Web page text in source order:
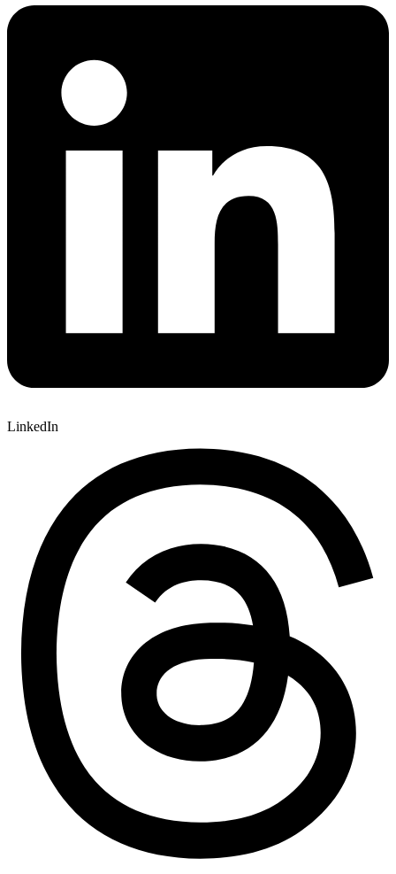
LinkedIn